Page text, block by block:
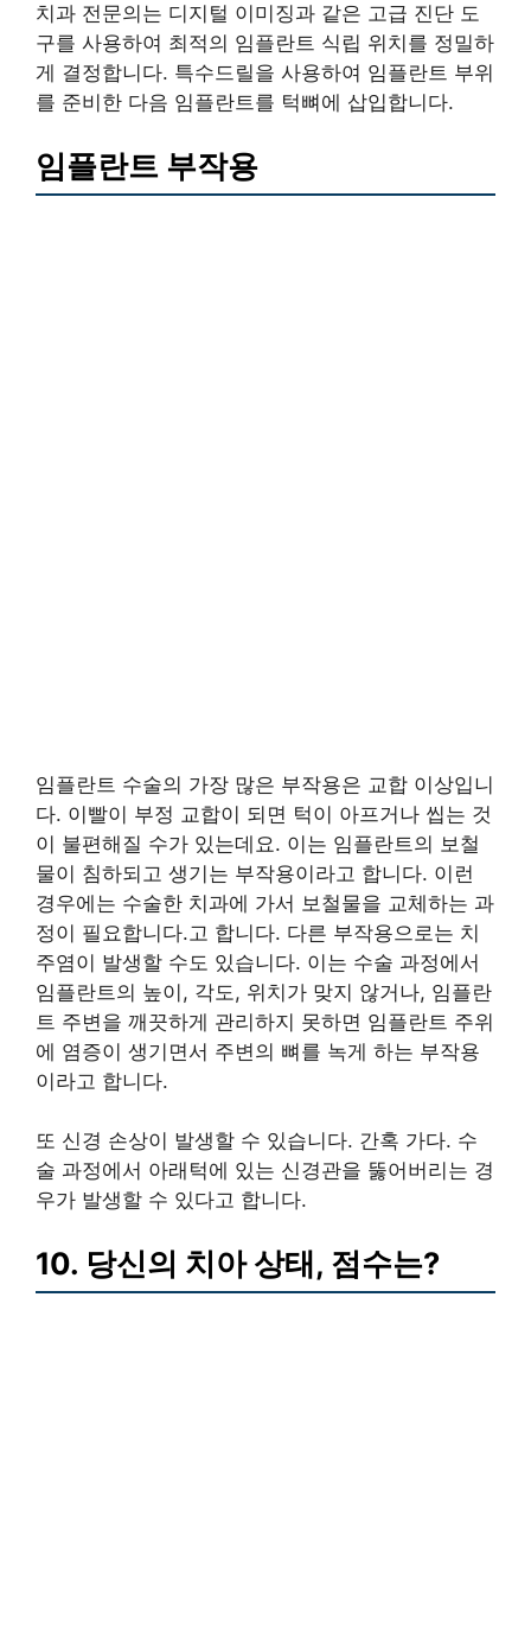
치과 전문의는 디지털 이미징과 같은 고급 진단 도
구를 사용하여 최적의 임플란트 식립 위치를 정밀하
게 결정합니다. 특수드릴을 사용하여 임플란트 부위
를 준비한 다음 임플란트를 턱뼈에 삽입합니다.
임플란트 부작용
임플란트 수술의 가장 많은 부작용은 교합 이상입니
다. 이빨이 부정 교합이 되면 턱이 아프거나 씹는 것
이 불편해질 수가 있는데요. 이는 임플란트의 보철
물이 침하되고 생기는 부작용이라고 합니다. 이런
경우에는 수술한 치과에 가서 보철물을 교체하는 과
정이 필요합니다.고 합니다. 다른 부작용으로는 치
주염이 발생할 수도 있습니다. 이는 수술 과정에서
임플란트의 높이, 각도, 위치가 맞지 않거나, 임플란
트 주변을 깨끗하게 관리하지 못하면 임플란트 주위
에 염증이 생기면서 주변의 뼈를 녹게 하는 부작용
이라고 합니다.
또 신경 손상이 발생할 수 있습니다. 간혹 가다. 수
술 과정에서 아래턱에 있는 신경관을 뚫어버리는 경
우가 발생할 수 있다고 합니다.
10. 당신의 치아 상태, 점수는?